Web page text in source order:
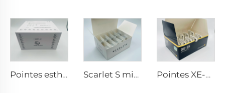
Pointes esthétiques Pixel8 RF Rohrer 25 49 64 Scarlet S microneedling rf électrodes bipolaires embout jetable 25 broches Pointes XE-25 de microneedling Sylfirm X rf